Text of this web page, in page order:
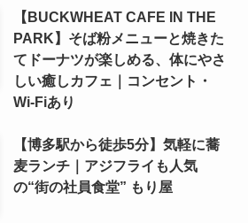
【BUCKWHEAT CAFE IN THE
PARK】そば粉メニューと焼きた
てドーナツが楽しめる、体にやさ
しい癒しカフェ｜コンセント・
Wi-Fiあり
【博多駅から徒歩5分】気軽に蕎
麦ランチ｜アジフライも人気
の“街の社員食堂” もり屋